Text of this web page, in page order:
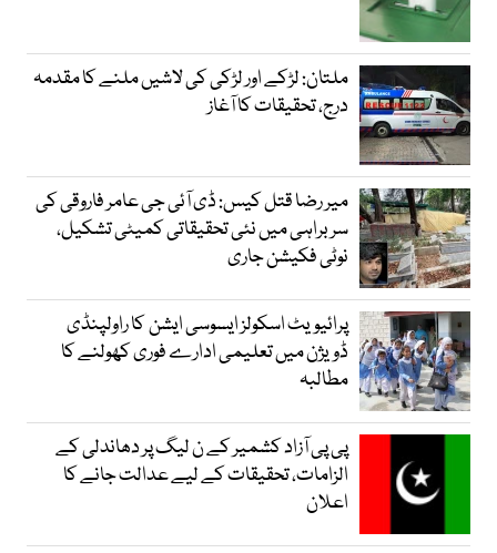
ملتان: لڑکے اور لڑکی کی لاشیں ملنے کا مقدمہ
درج، تحقیقات کا آغاز
میر رضا قتل کیس: ڈی آئی جی عامر فاروقی کی
سربراہی میں نئی تحقیقاتی کمیٹی تشکیل،
نوٹی فکیشن جاری
پرائیویٹ اسکولز ایسوسی ایشن کا راولپنڈی
ڈویژن میں تعلیمی ادارے فوری کھولنے کا
مطالبہ
پی پی آزاد کشمیر کے ن لیگ پر دھاندلی کے
الزامات، تحقیقات کے لیے عدالت جانے کا
اعلان